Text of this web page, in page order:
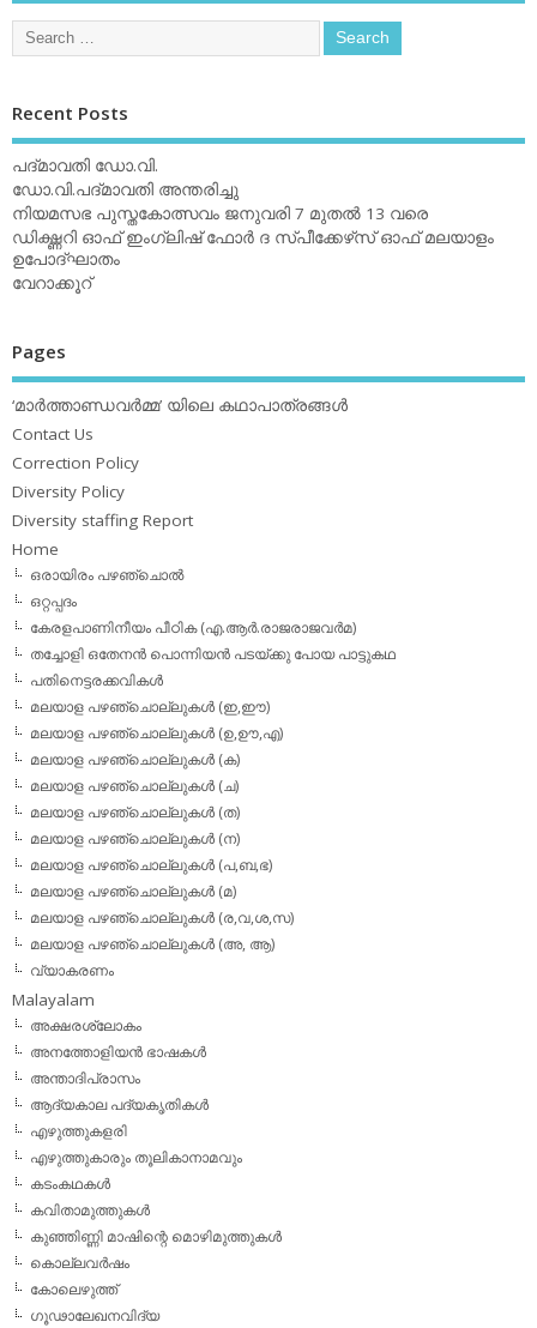
Recent Posts
പദ്മാവതി ഡോ.വി.
ഡോ.വി.പദ്മാവതി അന്തരിച്ചു
നിയമസഭ പുസ്തകോത്സവം ജനുവരി 7 മുതല്‍ 13 വരെ
ഡിക്ഷ്ണറി ഓഫ് ഇംഗ്ലിഷ് ഫോര്‍ ദ സ്പീക്കേഴ്‌സ് ഓഫ് മലയാളം
ഉപോദ്ഘാതം
വേറാക്കൂറ്
Pages
‘മാര്‍ത്താണ്ഡവര്‍മ്മ’ യിലെ കഥാപാത്രങ്ങള്‍
Contact Us
Correction Policy
Diversity Policy
Diversity staffing Report
Home
ഒരായിരം പഴഞ്ചൊല്‍
ഒറ്റപ്പദം
കേരളപാണിനീയം പീഠിക (എ.ആര്‍.രാജരാജവര്‍മ)
തച്ചോളി ഒതേനൻ പൊന്നിയൻ പടയ്‌ക്കു പോയ പാട്ടുകഥ
പതിനെട്ടരക്കവികള്‍
മലയാള പഴഞ്ചൊല്ലുകള്‍ (ഇ,ഈ)
മലയാള പഴഞ്ചൊല്ലുകള്‍ (ഉ,ഊ,എ)
മലയാള പഴഞ്ചൊല്ലുകള്‍ (ക)
മലയാള പഴഞ്ചൊല്ലുകള്‍ (ച)
മലയാള പഴഞ്ചൊല്ലുകള്‍ (ത)
മലയാള പഴഞ്ചൊല്ലുകള്‍ (ന)
മലയാള പഴഞ്ചൊല്ലുകള്‍ (പ,ബ,ഭ)
മലയാള പഴഞ്ചൊല്ലുകള്‍ (മ)
മലയാള പഴഞ്ചൊല്ലുകള്‍ (ര,വ,ശ,സ)
മലയാള പഴഞ്ചൊല്ലുകൾ (അ, ആ)
വ്യാകരണം
Malayalam
അക്ഷരശ്ലോകം
അനത്തോളിയന്‍ ഭാഷകള്‍
അന്താദിപ്രാസം
ആദ്യകാല പദ്യകൃതികള്‍
എഴുത്തുകളരി
എഴുത്തുകാരും തൂലികാനാമവും
കടംകഥകള്‍
കവിതാമുത്തുകള്‍
കുഞ്ഞിണ്ണി മാഷിന്റെ മൊഴിമുത്തുകള്‍
കൊല്ലവര്‍ഷം
കോലെഴുത്ത്
ഗൂഢാലേഖനവിദ്യ